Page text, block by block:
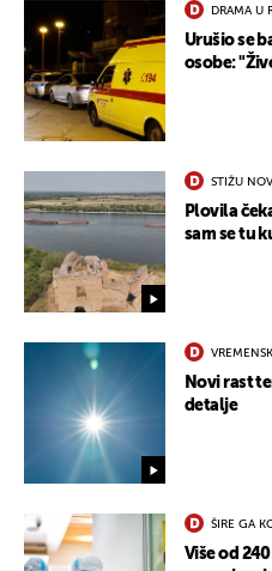
DRAMA U
Urušio se
osobe:
STIŽU
Plovila
sam se tu
Novi rast
detalje
ŠIRE GA
Više od